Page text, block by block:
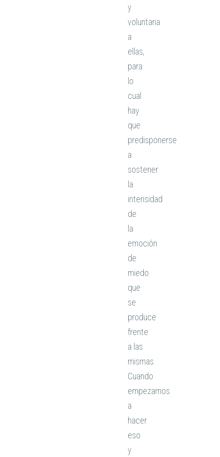
y
voluntaria
a
ellas,
para
lo
cual
hay
que
predisponerse
a
sostener
la
intensidad
de
la
emoción
de
miedo
que
se
produce
frente
a las
mismas.
Cuando
empezamos
a
hacer
eso
y